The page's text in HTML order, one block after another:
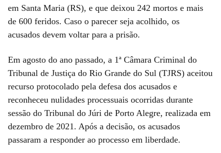
em Santa Maria (RS), e que deixou 242 mortos e mais
de 600 feridos. Caso o parecer seja acolhido, os
acusados devem voltar para a prisão.
Em agosto do ano passado, a 1ª Câmara Criminal do
Tribunal de Justiça do Rio Grande do Sul (TJRS) aceitou
recurso protocolado pela defesa dos acusados e
reconheceu nulidades processuais ocorridas durante
sessão do Tribunal do Júri de Porto Alegre, realizada em
dezembro de 2021. Após a decisão, os acusados
passaram a responder ao processo em liberdade.